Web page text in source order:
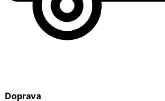
Doprava